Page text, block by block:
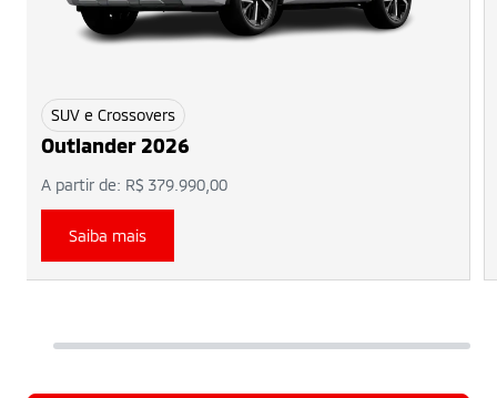
SUV e Crossovers
Outlander 2026
A partir de: R$ 379.990,00
Saiba mais